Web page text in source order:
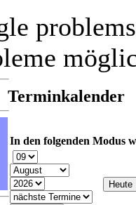
Terminkalender
In den folgenden Modus